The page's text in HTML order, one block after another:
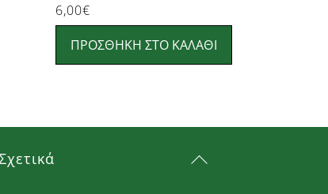
6,00€
ΠΡΟΣΘΉΚΗ ΣΤΟ ΚΑΛΆΘΙ
Back